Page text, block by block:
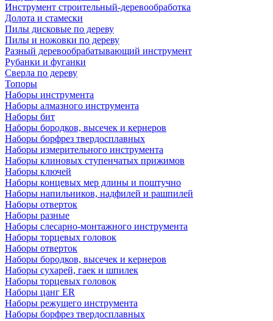
Инструмент строительный-деревообработка
Долота и стамески
Пилы дисковые по дереву
Пилы и ножовки по дереву
Разный деревообрабатывающий инструмент
Рубанки и фуганки
Сверла по дереву
Топоры
Наборы инструмента
Наборы алмазного инструмента
Наборы бит
Наборы бородков, высечек и кернеров
Наборы борфрез твердосплавных
Наборы измерительного инструмента
Наборы клиновых ступенчатых прижимов
Наборы ключей
Наборы концевых мер длины и поштучно
Наборы напильников, надфилей и рашпилей
Наборы отверток
Наборы разные
Наборы слесарно-монтажного инструмента
Наборы торцевых головок
Наборы отверток
Наборы бородков, высечек и кернеров
Наборы сухарей, гаек и шпилек
Наборы торцевых головок
Наборы цанг ER
Наборы режущего инструмента
Наборы борфрез твердосплавных